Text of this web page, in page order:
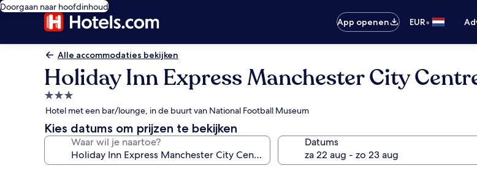
Doorgaan naar hoofdinhoud
App openen
EUR•
Alle accommodaties bekijken
Holiday Inn Express Manchester City
3.0-
sterrenaccommodatie
Hotel met een bar/lounge, in de buurt van National Football Museum
Kies datums om prijzen te bekijken
Waar wil je naartoe? Datums